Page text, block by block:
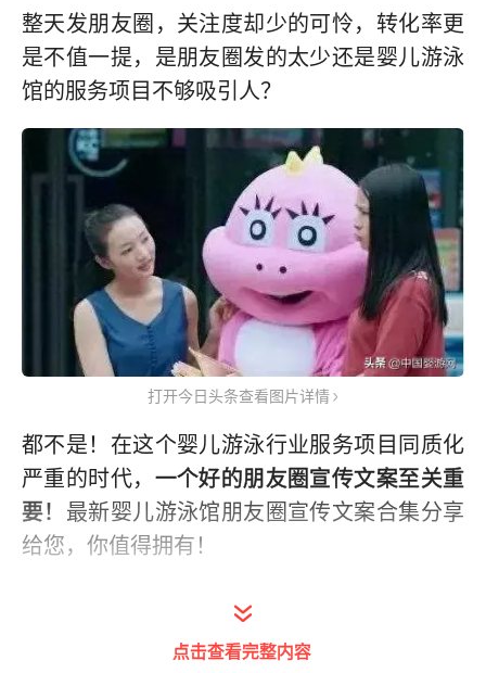
整天发朋友圈，关注度却少的可怜，转化率更
是不值一提，是朋友圈发的太少还是婴儿游泳
馆的服务项目不够吸引人？
打开今日头条查看图片详情
都不是！在这个婴儿游泳行业服务项目同质化
严重的时代， 一个好的朋友圈宣传文案至关重
要！ 最新婴儿游泳馆朋友圈宣传文案合集分享
给您，你值得拥有！
点击查看完整内容